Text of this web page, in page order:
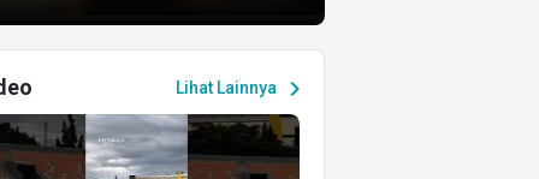
Lihat Lainnya chevron_right